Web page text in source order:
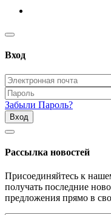
Вход
Забыли Пароль?
Вход
Рассылка новостей
Присоединяйтесь к
получать последние
предложения прямо в